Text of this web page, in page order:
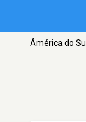
Ámérica do Sul